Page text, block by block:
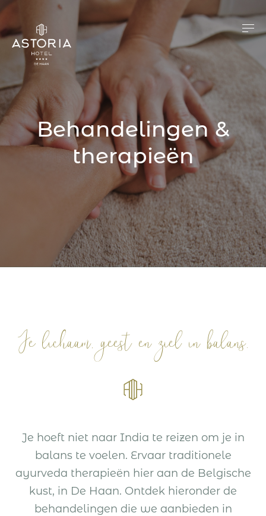
Behandelingen &
therapieën
Je lichaam, geest en ziel in balans.
Je hoeft niet naar India te reizen om je in
balans te voelen. Ervaar traditionele
ayurveda therapieën hier aan de Belgische
kust, in De Haan. Ontdek hieronder de
behandelingen die we aanbieden in